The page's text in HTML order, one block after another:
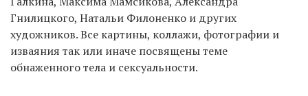
Гнилицкого, Натальи Филоненко и других
художников. Все картины, коллажи, фотографии и
изваяния так или иначе посвящены теме
обнаженного тела и сексуальности.